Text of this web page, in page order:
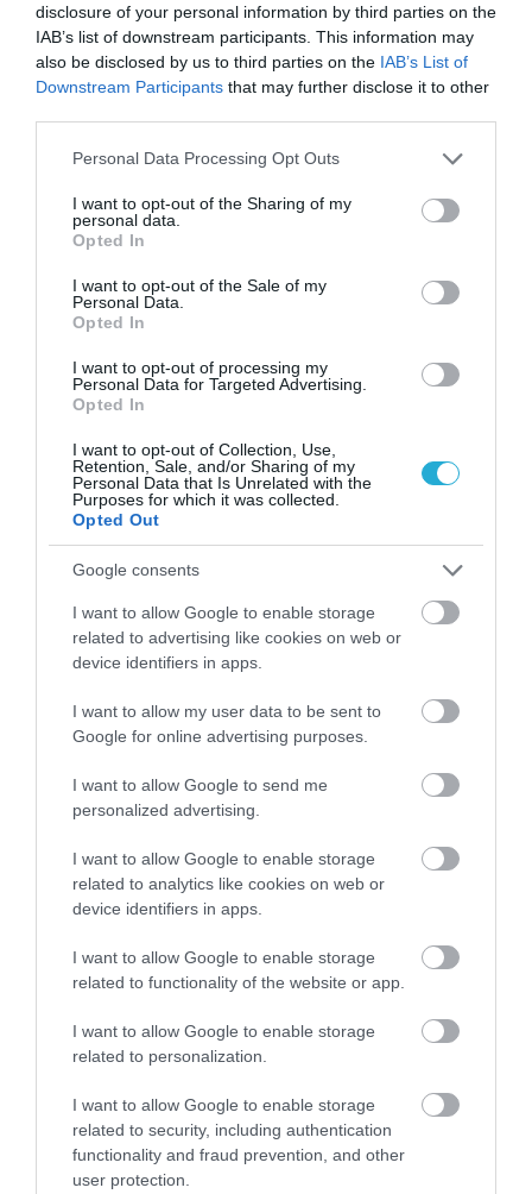
disclosure of your personal information by third parties on the
IAB’s list of downstream participants. This information may
also be disclosed by us to third parties on the IAB’s List of
Downstream Participants that may further disclose it to other
Please note that this website/app uses one or more Google
not limited to your visit or usage behaviour. You may click to
grant or deny consent to Google and its third-party tags to
use your data for below specified purposes in below Google
consent section.
Personal Data Processing Opt Outs
I want to opt-out of the Sharing of my
personal data.
Opted In
I want to opt-out of the Sale of my
Personal Data.
Opted In
I want to opt-out of processing my
Personal Data for Targeted Advertising.
Opted In
I want to opt-out of Collection, Use,
Retention, Sale, and/or Sharing of my
Personal Data that Is Unrelated with the
Purposes for which it was collected.
Opted Out
Google consents
I want to allow Google to enable storage
related to advertising like cookies on web or
device identifiers in apps.
I want to allow my user data to be sent to
Google for online advertising purposes.
I want to allow Google to send me
personalized advertising.
I want to allow Google to enable storage
related to analytics like cookies on web or
device identifiers in apps.
I want to allow Google to enable storage
related to functionality of the website or app.
I want to allow Google to enable storage
related to personalization.
I want to allow Google to enable storage
related to security, including authentication
functionality and fraud prevention, and other
user protection.
ΟΜΟΡΦΙΑ
Γαλλία: 61χρονη τυφλώθηκε προσωρινά από
τη βαφή μαλλιών που έκανε μόνη της στο
σπίτι
Η βαφή περιείχε μια ουσία, η οποία προκαλεί
αμφιβληστροειδοπάθεια
18.09.2024 18:23
Η Γαλλία αίρει τη χρήση της μάσκας στα μέσα
μαζικής μεταφοράς – Η Ελλάδα πότε;
Πότε θα έρθει η σειρά της χώρας μας;
ΥΓΕΙΑ & ΠΟΛΙΤΙΚΗ
Αξιόποινη πράξη στη Γαλλία η «υποκίνηση
στην ανορεξία»
Θα τιμωρείται με ποινή φυλάκισης 1 έτους και πρόστιμο
10.000 ευρώ To να ενθαρρύνει κανείς ένα πρόσωπο προς την
ανορεξία αναμένεται να θεωρηθεί αξιόποινη πράξη που θα